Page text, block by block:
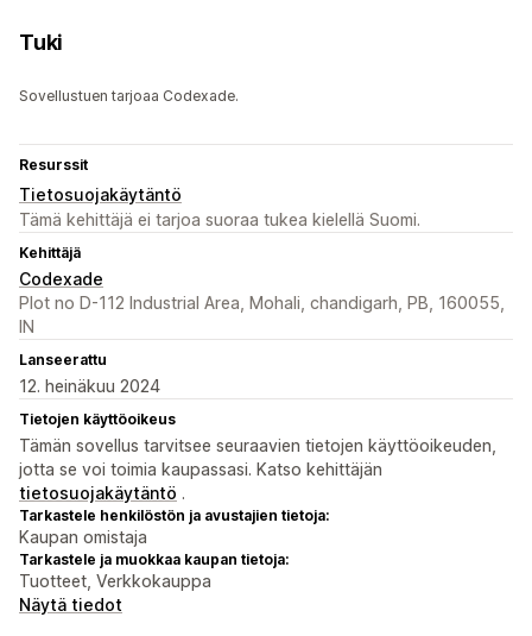
Tuki
Sovellustuen tarjoaa Codexade.
Resurssit
Tietosuojakäytäntö
Tämä kehittäjä ei tarjoa suoraa tukea kielellä Suomi.
Kehittäjä
Codexade
Plot no D-112 Industrial Area, Mohali, chandigarh, PB, 160055,
IN
Lanseerattu
12. heinäkuu 2024
Tietojen käyttöoikeus
Tämän sovellus tarvitsee seuraavien tietojen käyttöoikeuden,
jotta se voi toimia kaupassasi. Katso kehittäjän
tietosuojakäytäntö .
Tarkastele henkilöstön ja avustajien tietoja:
Kaupan omistaja
Tarkastele ja muokkaa kaupan tietoja:
Tuotteet, Verkkokauppa
Näytä tiedot